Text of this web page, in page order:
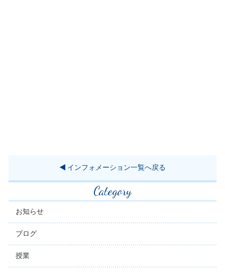
インフォメーション一覧へ戻る
Category
お知らせ
ブログ
授業